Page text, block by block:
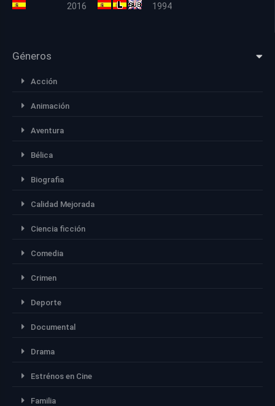
2016
1994
Géneros
Acción
Animación
Aventura
Bélica
Biografia
Calidad Mejorada
Ciencia ficción
Comedia
Crimen
Deporte
Documental
Drama
Estrénos en Cine
Familia